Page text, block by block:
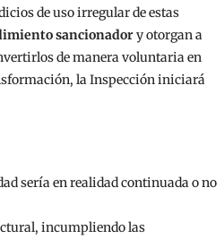
de uso irregular de estas
sancionadory otorgan a
de manera voluntaria en
la Inspección iniciará
sería en realidad continuada o no
incumpliendo las